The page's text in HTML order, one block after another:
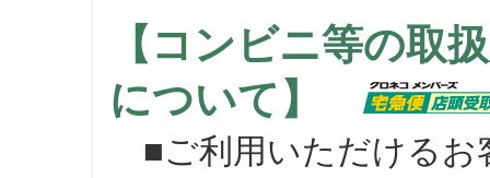
【コンビニ等の取
について】
■ご利用いただけるお